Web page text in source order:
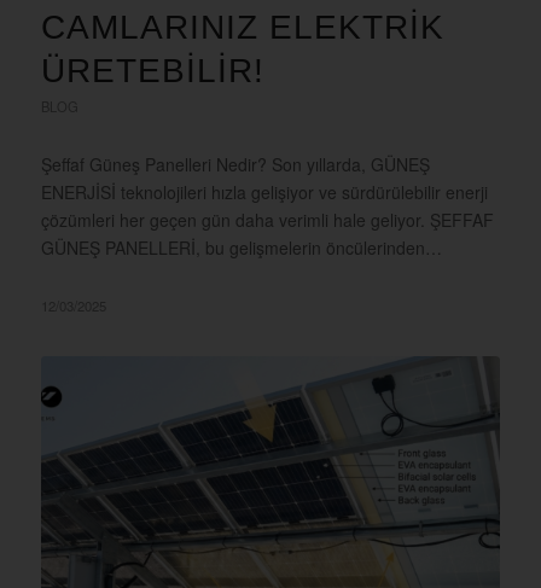
CAMLARINIZ ELEKTRIK
ÜRETEBILIR!
Şeffaf Güneş Panelleri Nedir? Son yıllarda, GÜNEŞ
ENERJİSİ teknolojileri hızla gelişiyor ve sürdürülebilir enerji
çözümleri her geçen gün daha verimli hale geliyor. ŞEFFAF
GÜNEŞ PANELLERİ, bu gelişmelerin öncülerinden…